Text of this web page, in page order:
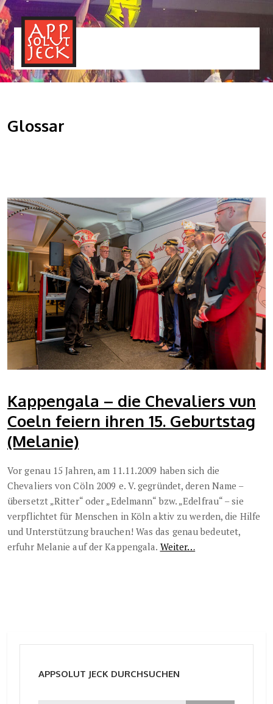
Glossar
Kappengala – die Chevaliers vun
Coeln feiern ihren 15. Geburtstag
(Melanie)
Vor genau 15 Jahren, am 11.11.2009 haben sich die
Chevaliers von Cöln 2009 e. V. gegründet, deren Name –
übersetzt „Ritter“ oder „Edelmann“ bzw. „Edelfrau“ – sie
verpflichtet für Menschen in Köln aktiv zu werden, die Hilfe
und Unterstützung brauchen! Was das genau bedeutet,
erfuhr Melanie auf der Kappengala. Weiter…
APPSOLUT JECK DURCHSUCHEN